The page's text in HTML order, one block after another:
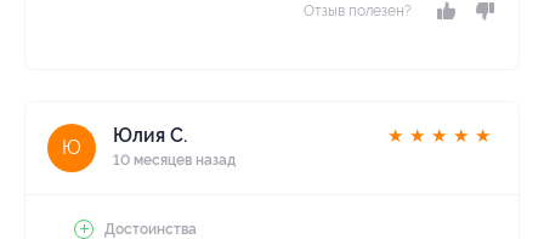
Отзыв полезен?
Ю
Юлия С.
10 месяцев назад
★ ★ ★ ★ ★
Достоинства